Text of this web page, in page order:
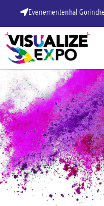
Evenementenhal